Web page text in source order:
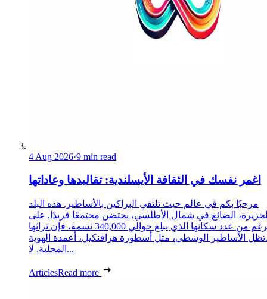
4 Aug 2026·9 min read
اغمر نفسك في الثقافة الأيسلندية: تقاليدها وعاداتها
مرحبًا بكم في عالم حيث تلتقي البراكين بالأساطير. هذه البلد
الضائع في شمال الأطلسي، يحتضن مجتمعًا فريدًا. على
الرغم من عدد سكانها الذي يبلغ حوالي 340,000 نسمة، فإن تراثها
الأساطير الوسطى، مثل أسطورة هرافنكيل، أعمدة الهوية
المحلية. لا...
ArticlesRead more